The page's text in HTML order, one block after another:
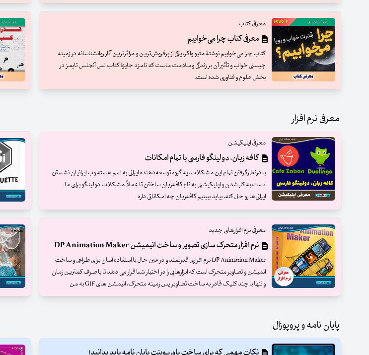
معرفی کتاب
معرفی کتاب چرا می‌خوابیم
کتاب چرا می‌خوابیم نوشتۀ متیو واکر، یکی از پرفروش‌ترین و مؤثرترین آثار روانشناسانه در زمینه
چیستی خواب و تأثیر آن بر زندگی و سلامت ماست که نامزد جایزۀ کتاب لس آنجلس تایمز در
بخش علوم و فناوری شده است.
معرفی نرم افزار
معرفی اپلیکیشن
کافه زبان، دولینگو فارسی با تمام امکانات
با درنظرگرفتن تمام این مشکلات، یه گروه توسعه‌دهنده ایرانی به اسم هسته وب ایرانیان نشستن
دست به کار شدن و اپلیکیشنی به نام کافه‌زبان ساختن تا عملاً مشکلات دولینگو برای ما
ایرانی‌ها رو حل کنه. بیاید ببینیم کافه‌زبان چه امکاناتی داره
معرفی نرم افزارهای جدید
نرم افزار متحرک سازی تصویر و ساخت انیمیشن DP Animation Maker
DP Animation Maker نرم افزاری قدرتمند و در عین حال با استفاده آسان برای طراحی و ساخت
انمیشن و تصاویر متحرک است که ابزارهایی را در اختیار شما قرار می دهد تا با صرف کمترین زمان
و تنها با چند کلیک قادر به ساخت تصاویر پس زمینه متحرک، انیمشن های GIF به من
پایان نامه و پروپوزال
نکات مهمی که برای ساخت پاورپوینت پایان نامه باید بدانید!